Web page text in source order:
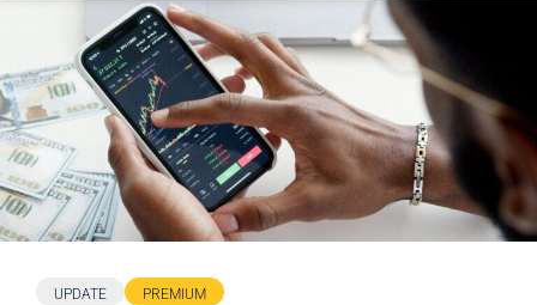
UPDATE PREMIUM